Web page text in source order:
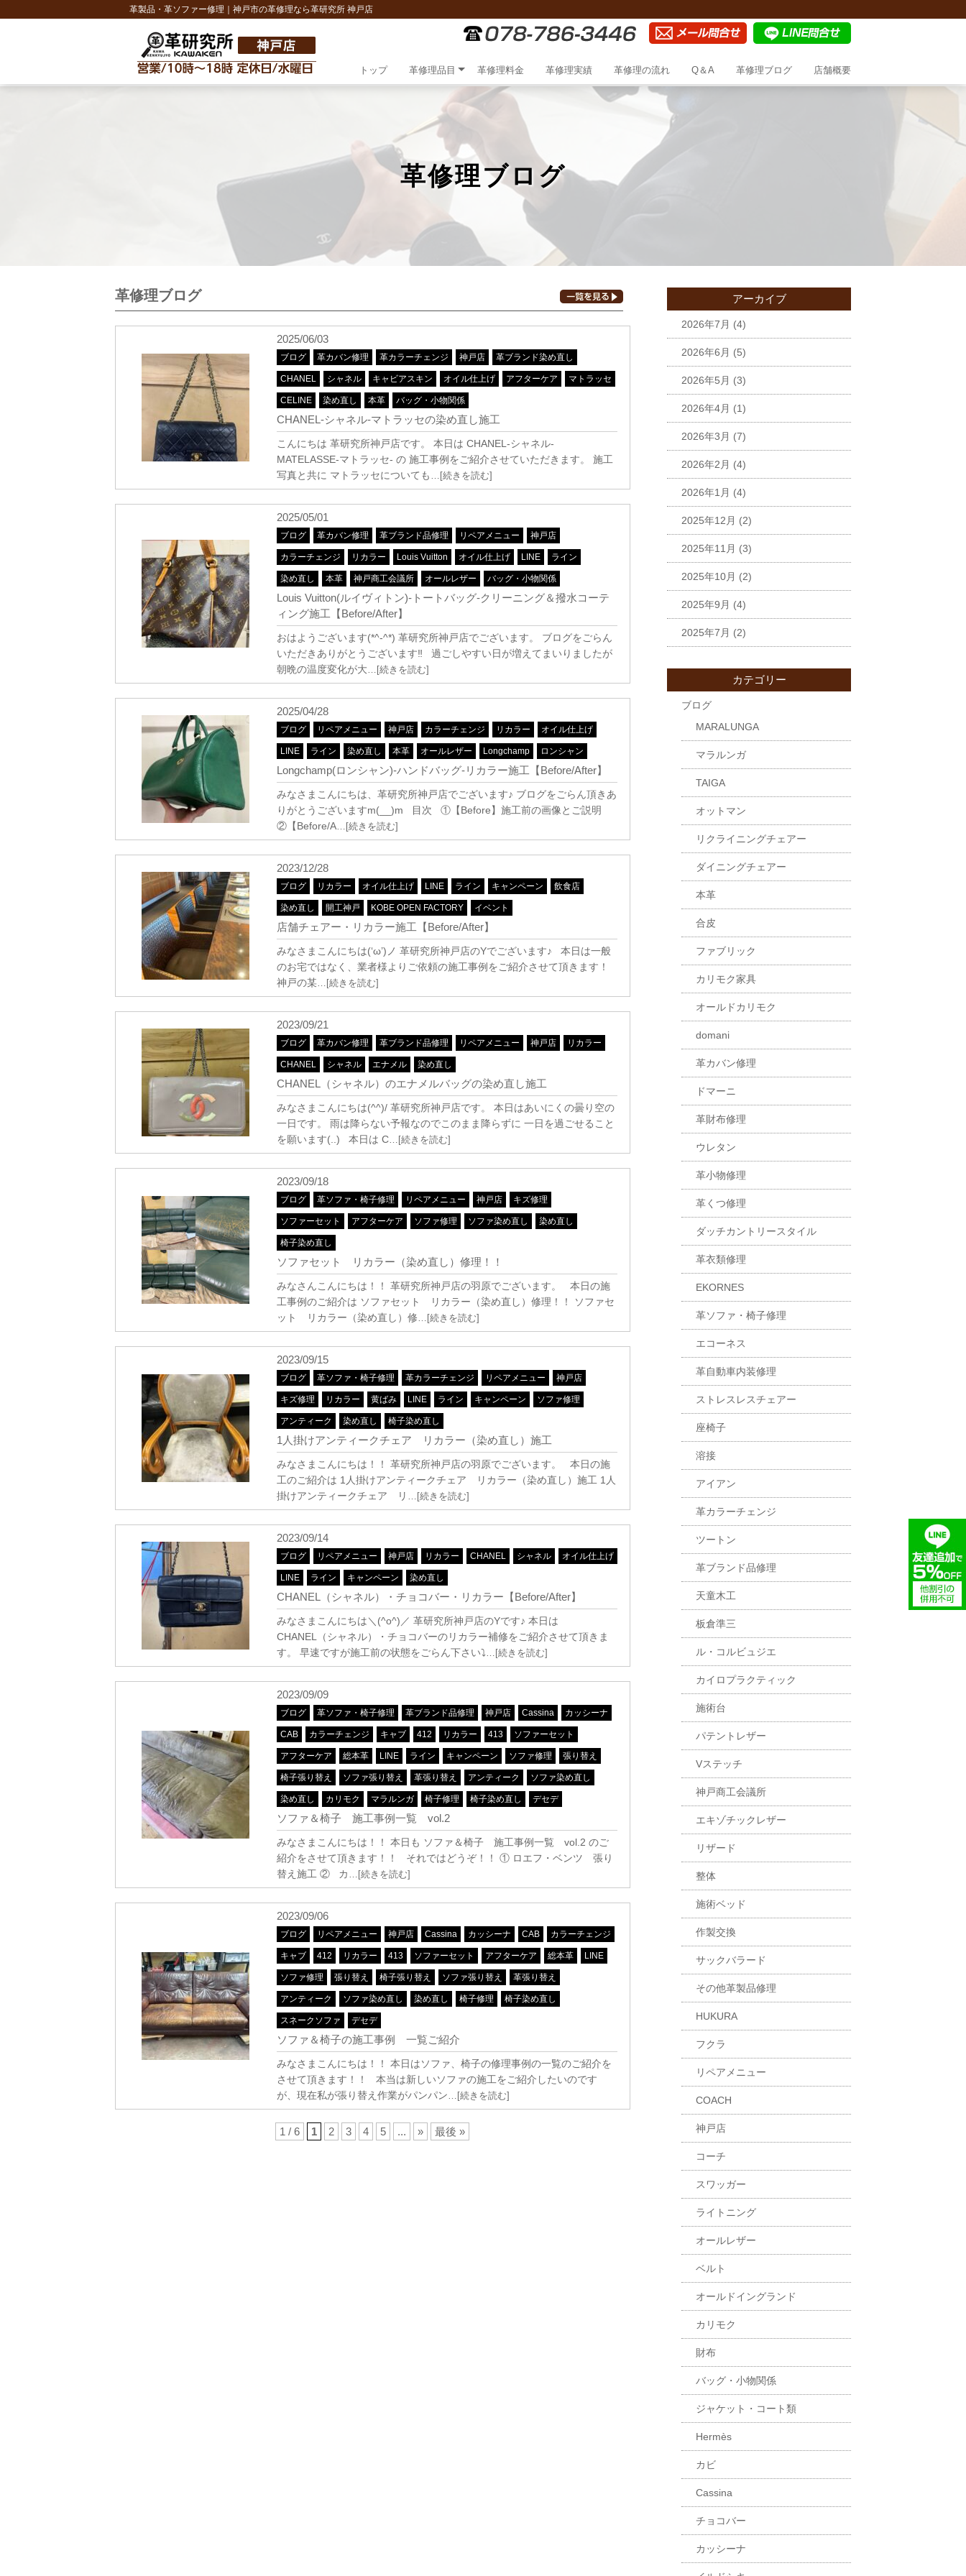
革製品・革ソファー修理｜神戸市の革修理なら革研究所 神戸店
トップ 革修理品目 革修理料金 革修理実績 革修理の流れ Q＆A 革修理ブログ 店舗概要
革修理ブログ
革修理ブログ
2025/06/03
ブログ 革カバン修理 革カラーチェンジ 神戸店 革ブランド染め直し
CHANEL シャネル キャビアスキン オイル仕上げ アフターケア マトラッセ
CELINE 染め直し 本革 バッグ・小物関係
CHANEL-シャネル-マトラッセの染め直し施工
こんにちは 革研究所神戸店です。 本日は CHANEL-シャネル-
MATELASSE-マトラッセ- の 施工事例をご紹介させていただきます。 施工
写真と共に マトラッセについても …[続きを読む]
2025/05/01
ブログ 革カバン修理 革ブランド品修理 リペアメニュー 神戸店
カラーチェンジ リカラー Louis Vuitton オイル仕上げ LINE ライン
染め直し 本革 神戸商工会議所 オールレザー バッグ・小物関係
Louis Vuitton(ルイヴィトン)-トートバッグ-クリーニング＆撥水コーテ
ィング施工【Before/After】
おはようございます(*^-^*) 革研究所神戸店でございます。 ブログをごらん
いただきありがとうございます‼ 過ごしやすい日が増えてまいりましたが
朝晩の温度変化が大…[続きを読む]
2025/04/28
ブログ リペアメニュー 神戸店 カラーチェンジ リカラー オイル仕上げ
LINE ライン 染め直し 本革 オールレザー Longchamp ロンシャン
Longchamp(ロンシャン)-ハンドバッグ-リカラー施工【Before/After】
みなさまこんにちは、革研究所神戸店でございます♪ ブログをごらん頂きあ
りがとうございますm(__)m 目次 ①【Before】施工前の画像とご説明
②【Before/A…[続きを読む]
2023/12/28
ブログ リカラー オイル仕上げ LINE ライン キャンペーン 飲食店
染め直し 開工神戸 KOBE OPEN FACTORY イベント
店舗チェアー・リカラー施工【Before/After】
みなさまこんにちは(‘ω’)ノ 革研究所神戸店のYでございます♪ 本日は一般
のお宅ではなく、業者様よりご依頼の施工事例をご紹介させて頂きます！
神戸の某…[続きを読む]
2023/09/21
ブログ 革カバン修理 革ブランド品修理 リペアメニュー 神戸店 リカラー
CHANEL シャネル エナメル 染め直し
CHANEL（シャネル）のエナメルバッグの染め直し施工
みなさまこんにちは(^^)/ 革研究所神戸店です。 本日はあいにくの曇り空の
一日です。 雨は降らない予報なのでこのまま降らずに 一日を過ごせること
を願います(..) 本日は C…[続きを読む]
2023/09/18
ブログ 革ソファ・椅子修理 リペアメニュー 神戸店 キズ修理
ソファーセット アフターケア ソファ修理 ソファ染め直し 染め直し
椅子染め直し
ソファセット リカラー（染め直し）修理！！
みなさんこんにちは！！ 革研究所神戸店の羽原でございます。 本日の施
工事例のご紹介は ソファセット リカラー（染め直し）修理！！ ソファセ
ット リカラー（染め直し）修…[続きを読む]
2023/09/15
ブログ 革ソファ・椅子修理 革カラーチェンジ リペアメニュー 神戸店
キズ修理 リカラー 黄ばみ LINE ライン キャンペーン ソファ修理
アンティーク 染め直し 椅子染め直し
1人掛けアンティークチェア リカラー（染め直し）施工
みなさまこんにちは！！ 革研究所神戸店の羽原でございます。 本日の施
工のご紹介は 1人掛けアンティークチェア リカラー（染め直し）施工 1人
掛けアンティークチェア リ …[続きを読む]
2023/09/14
ブログ リペアメニュー 神戸店 リカラー CHANEL シャネル オイル仕上げ
LINE ライン キャンペーン 染め直し
CHANEL（シャネル）・チョコバー・リカラー【Before/After】
みなさまこんにちは＼(^o^)／ 革研究所神戸店のYです♪ 本日は
CHANEL（シャネル）・チョコバーのリカラー補修をご紹介させて頂きま
す。 早速ですが施工前の状態をごらん下さい⤵…[続きを読む]
2023/09/09
ブログ 革ソファ・椅子修理 革ブランド品修理 神戸店 Cassina カッシーナ
CAB カラーチェンジ キャブ 412 リカラー 413 ソファーセット
アフターケア 総本革 LINE ライン キャンペーン ソファ修理 張り替え
椅子張り替え ソファ張り替え 革張り替え アンティーク ソファ染め直し
染め直し カリモク マラルンガ 椅子修理 椅子染め直し デセデ
ソファ＆椅子 施工事例一覧 vol.2
みなさまこんにちは！！ 本日も ソファ＆椅子 施工事例一覧 vol.2 のご
紹介をさせて頂きます！！ それではどうぞ！！ ① ロエフ・ベンツ 張り
替え施工 ② カ …[続きを読む]
2023/09/06
ブログ リペアメニュー 神戸店 Cassina カッシーナ CAB カラーチェンジ
キャブ 412 リカラー 413 ソファーセット アフターケア 総本革 LINE
ソファ修理 張り替え 椅子張り替え ソファ張り替え 革張り替え
アンティーク ソファ染め直し 染め直し 椅子修理 椅子染め直し
スネークソファ デセデ
ソファ＆椅子の施工事例 一覧ご紹介
みなさまこんにちは！！ 本日はソファ、椅子の修理事例の一覧のご紹介を
させて頂きます！！ 本当は新しいソファの施工をご紹介したいのです
が、現在私が張り替え作業がパンパン…[続きを読む]
1 / 6 1 2 3 4 5 ... » 最後 »
アーカイブ
2026年7月 (4)
2026年6月 (5)
2026年5月 (3)
2026年4月 (1)
2026年3月 (7)
2026年2月 (4)
2026年1月 (4)
2025年12月 (2)
2025年11月 (3)
2025年10月 (2)
2025年9月 (4)
2025年7月 (2)
カテゴリー
ブログ
MARALUNGA
マラルンガ
TAIGA
オットマン
リクライニングチェアー
ダイニングチェアー
本革
合皮
ファブリック
カリモク家具
オールドカリモク
domani
革カバン修理
ドマーニ
革財布修理
ウレタン
革小物修理
革くつ修理
ダッチカントリースタイル
革衣類修理
EKORNES
革ソファ・椅子修理
エコーネス
革自動車内装修理
ストレスレスチェアー
座椅子
溶接
アイアン
革カラーチェンジ
ツートン
革ブランド品修理
天童木工
板倉準三
ル・コルビュジエ
カイロプラクティック
施術台
パテントレザー
Vステッチ
神戸商工会議所
エキゾチックレザー
リザード
整体
施術ベッド
作製交換
サックバラード
その他革製品修理
HUKURA
フクラ
リペアメニュー
COACH
神戸店
コーチ
スワッガー
ライトニング
オールレザー
ベルト
オールドイングランド
カリモク
財布
バッグ・小物関係
ジャケット・コート類
Hermès
カビ
Cassina
チョコバー
カッシーナ